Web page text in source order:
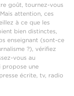
goût, tournez-vous
attention, ces
à ce que les
bien distinctes,
enseignant (sont-ce
?), vérifiez
vous au
propose une
écrite, tv, radio